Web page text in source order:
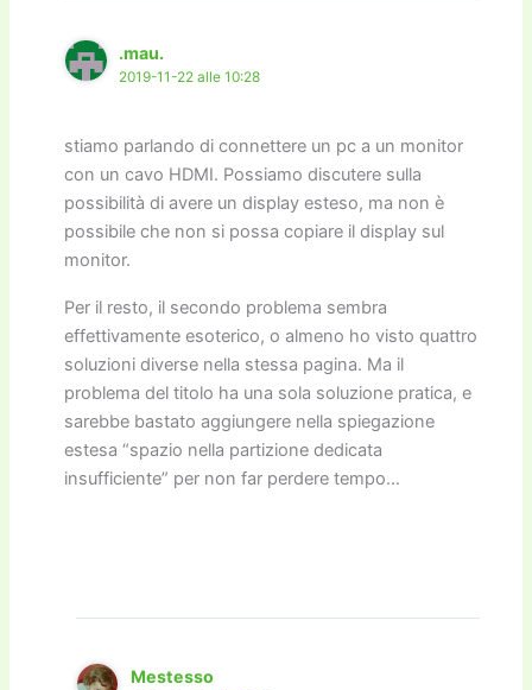
.mau.
2019-11-22 alle 10:28
stiamo parlando di connettere un pc a un monitor
con un cavo HDMI. Possiamo discutere sulla
possibilità di avere un display esteso, ma non è
possibile che non si possa copiare il display sul
monitor.
Per il resto, il secondo problema sembra
effettivamente esoterico, o almeno ho visto quattro
soluzioni diverse nella stessa pagina. Ma il
problema del titolo ha una sola soluzione pratica, e
sarebbe bastato aggiungere nella spiegazione
estesa “spazio nella partizione dedicata
insufficiente” per non far perdere tempo…
Mestesso